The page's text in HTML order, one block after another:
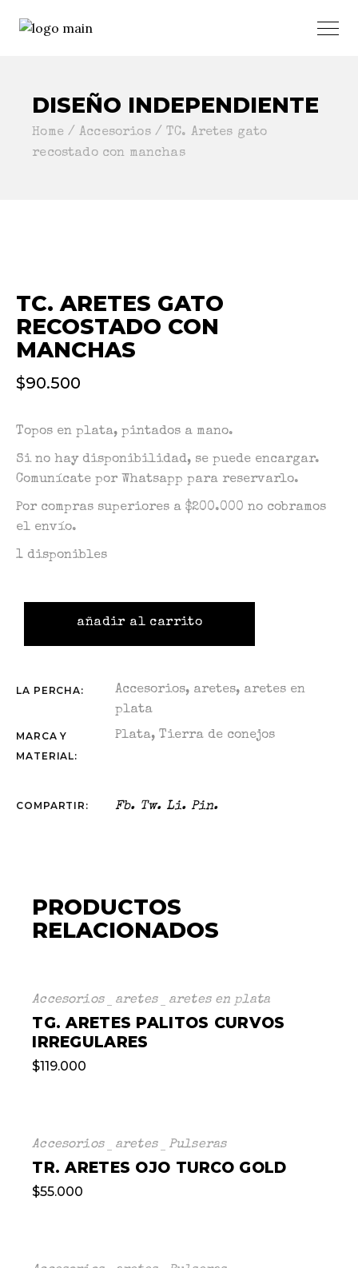
DISEÑO INDEPENDIENTE
Home Accesorios
TC. Aretes gato
recostado con manchas
TC. ARETES GATO
RECOSTADO CON
MANCHAS
$90.500
Topos en plata, pintados a mano.
Si no hay disponibilidad, se puede encargar.
Comunícate por Whatsapp para reservarlo.
Por compras superiores a $200.000 no cobramos
el envío.
1 disponibles
añadir al carrito
LA PERCHA: Accesorios, aretes, aretes en
plata
MARCA Y
MATERIAL:
Plata,Tierra de conejos
COMPARTIR: Fb. Tw. Li. Pin.
PRODUCTOS
RELACIONADOS
Accesorios aretes aretes en plata
TG. ARETES PALITOS CURVOS
IRREGULARES
$119.000
Accesorios aretes Pulseras
TR. ARETES OJO TURCO GOLD
$55.000